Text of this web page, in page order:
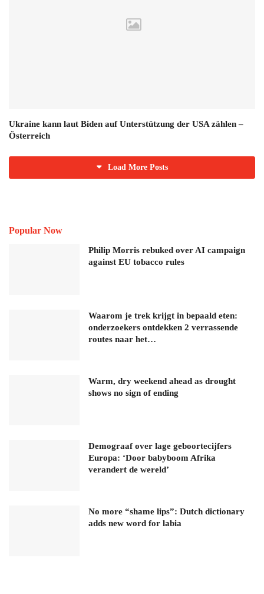
Ukraine kann laut Biden auf Unterstützung der USA zählen –
Österreich
Load More Posts
Popular Now
Philip Morris rebuked over AI campaign
against EU tobacco rules
Waarom je trek krijgt in bepaald eten:
onderzoekers ontdekken 2 verrassende
routes naar het…
Warm, dry weekend ahead as drought
shows no sign of ending
Demograaf over lage geboortecijfers
Europa: ‘Door babyboom Afrika
verandert de wereld’
No more “shame lips”: Dutch dictionary
adds new word for labia